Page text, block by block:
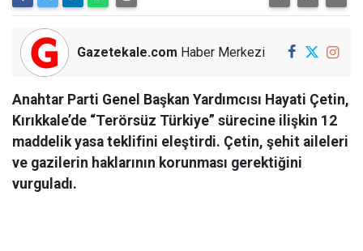
Gazetekale.com Haber Merkezi
Anahtar Parti Genel Başkan Yardımcısı Hayati Çetin,
Kırıkkale’de “Terörsüz Türkiye” sürecine ilişkin 12
maddelik yasa teklifini eleştirdi. Çetin, şehit aileleri
ve gazilerin haklarının korunması gerektiğini
vurguladı.